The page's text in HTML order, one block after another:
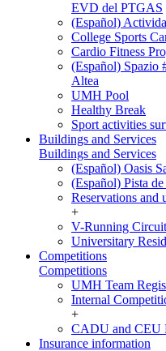
EVD del PTGAS
(Español)
College Sports
Cardio Fitness
(Español) Spazio
Altea
UMH Pool
Healthy Break
Sport activities
Buildings and Services
Buildings and Services
(Español) Oasis
(Español) Pista
Reservations and
+
V-Running Circuit
Universitary
Competitions
Competitions
UMH Team
Internal
+
CADU and CEU
Insurance information